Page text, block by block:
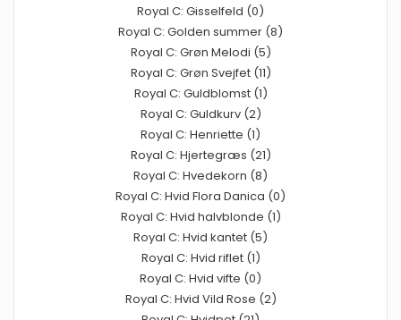
Royal C: Gisselfeld (0)
Royal C: Golden summer (8)
Royal C: Grøn Melodi (5)
Royal C: Grøn Svejfet (11)
Royal C: Guldblomst (1)
Royal C: Guldkurv (2)
Royal C: Henriette (1)
Royal C: Hjertegræs (21)
Royal C: Hvedekorn (8)
Royal C: Hvid Flora Danica (0)
Royal C: Hvid halvblonde (1)
Royal C: Hvid kantet (5)
Royal C: Hvid riflet (1)
Royal C: Hvid vifte (0)
Royal C: Hvid Vild Rose (2)